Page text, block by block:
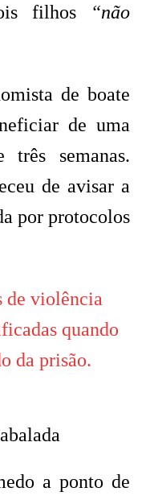
filhos
“não
de boate
de uma
três semanas.
de avisar a
por protocolos
de violência
quando
da prisão.
a ponto de